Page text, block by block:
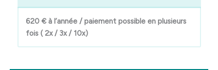
620 € à l’année / paiement possible en plusieurs
fois ( 2x / 3x / 10x)